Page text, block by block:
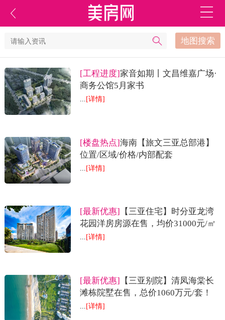
地图搜索
[工程进度]家音如期丨文昌维嘉广场·
商务公馆5月家书
[详情]
[楼盘热点]海南【旅文三亚总部港】
位置/区域/价格/内部配套
[详情]
[最新优惠]
【三亚住宅】时分亚龙湾
花园洋房房源在售，均价31000元/㎡
... [详情]
[最新优惠] 【三亚别院】清凤海棠长
滩栋院墅在售，总价1060万元/套！
[详情]